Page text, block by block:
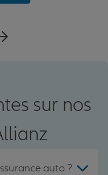
sur nos
auto ?